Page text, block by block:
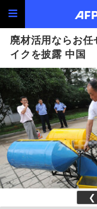
廃材活用ならお
イクを披露 中国
❮